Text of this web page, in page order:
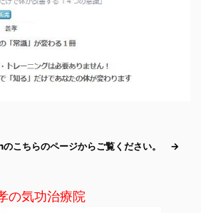
のこちらのページからご覧ください。 →
の気功治療院